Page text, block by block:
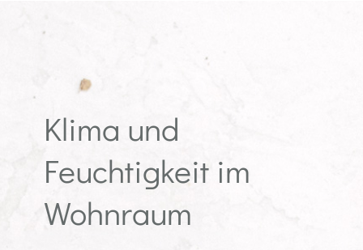
Klima und
Feuchtigkeit im
Wohnraum